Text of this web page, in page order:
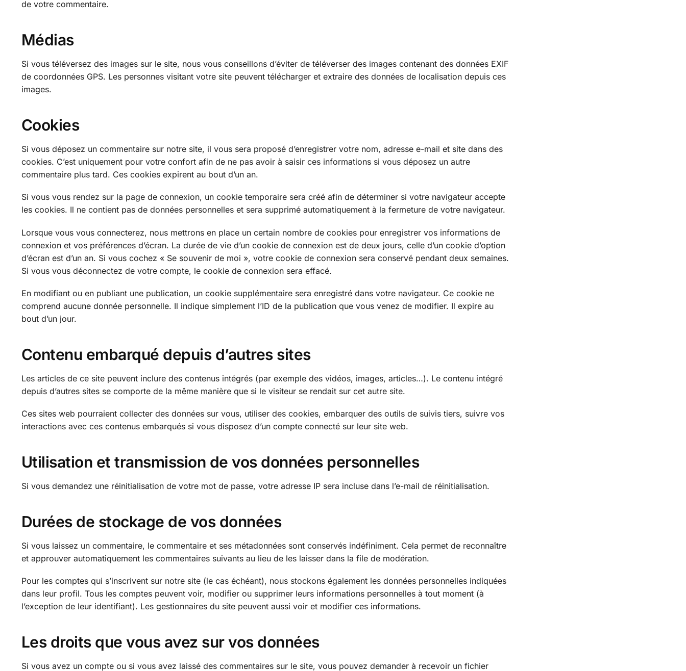
de votre commentaire.
Médias
Si vous téléversez des images sur le site, nous vous conseillons d’éviter de téléverser des images contenant des données EXIF
de coordonnées GPS. Les personnes visitant votre site peuvent télécharger et extraire des données de localisation depuis ces
images.
Cookies
Si vous déposez un commentaire sur notre site, il vous sera proposé d’enregistrer votre nom, adresse e-mail et site dans des
cookies. C’est uniquement pour votre confort afin de ne pas avoir à saisir ces informations si vous déposez un autre
commentaire plus tard. Ces cookies expirent au bout d’un an.
Si vous vous rendez sur la page de connexion, un cookie temporaire sera créé afin de déterminer si votre navigateur accepte
les cookies. Il ne contient pas de données personnelles et sera supprimé automatiquement à la fermeture de votre navigateur.
Lorsque vous vous connecterez, nous mettrons en place un certain nombre de cookies pour enregistrer vos informations de
connexion et vos préférences d’écran. La durée de vie d’un cookie de connexion est de deux jours, celle d’un cookie d’option
d’écran est d’un an. Si vous cochez « Se souvenir de moi », votre cookie de connexion sera conservé pendant deux semaines.
Si vous vous déconnectez de votre compte, le cookie de connexion sera effacé.
En modifiant ou en publiant une publication, un cookie supplémentaire sera enregistré dans votre navigateur. Ce cookie ne
comprend aucune donnée personnelle. Il indique simplement l’ID de la publication que vous venez de modifier. Il expire au
bout d’un jour.
Contenu embarqué depuis d’autres sites
Les articles de ce site peuvent inclure des contenus intégrés (par exemple des vidéos, images, articles…). Le contenu intégré
depuis d’autres sites se comporte de la même manière que si le visiteur se rendait sur cet autre site.
Ces sites web pourraient collecter des données sur vous, utiliser des cookies, embarquer des outils de suivis tiers, suivre vos
interactions avec ces contenus embarqués si vous disposez d’un compte connecté sur leur site web.
Utilisation et transmission de vos données personnelles
Si vous demandez une réinitialisation de votre mot de passe, votre adresse IP sera incluse dans l’e-mail de réinitialisation.
Durées de stockage de vos données
Si vous laissez un commentaire, le commentaire et ses métadonnées sont conservés indéfiniment. Cela permet de reconnaître
et approuver automatiquement les commentaires suivants au lieu de les laisser dans la file de modération.
Pour les comptes qui s’inscrivent sur notre site (le cas échéant), nous stockons également les données personnelles indiquées
dans leur profil. Tous les comptes peuvent voir, modifier ou supprimer leurs informations personnelles à tout moment (à
l’exception de leur identifiant). Les gestionnaires du site peuvent aussi voir et modifier ces informations.
Les droits que vous avez sur vos données
Si vous avez un compte ou si vous avez laissé des commentaires sur le site, vous pouvez demander à recevoir un fichier